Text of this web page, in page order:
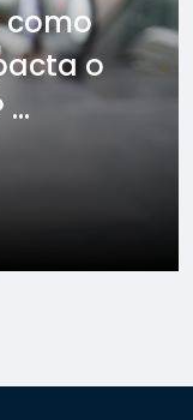
como
o